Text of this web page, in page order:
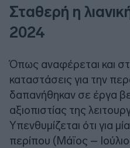
Σταθερή η
2024
Όπως αναφέρεται και
καταστάσεις για την
δαπανήθηκαν σε έργα
αξιοπιστίας της
Υπενθυμίζεται ότι για
περίπου (Μάϊος –